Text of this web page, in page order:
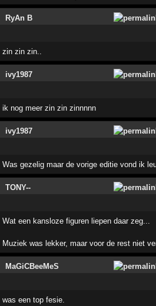
RyAn B
zin zin zin..
ivy1987
ik nog meer zin zin zinnnnn
ivy1987
Was gezelig maar de vorige editie vond ik
TONY--
Wat een kansloze figuren liepen daar zeg...
Muziek was lekker, maar voor de rest niet
MaGiCBeeMeS
was een top fesie.